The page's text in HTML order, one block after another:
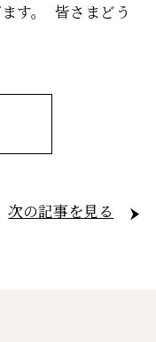
す。 皆さまどう
次の記事を見る